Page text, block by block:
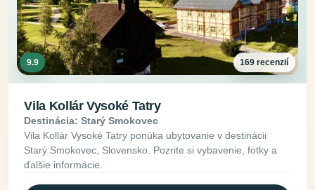
9.9 169 recenzií
Vila Kollár Vysoké Tatry
Destinácia: Starý Smokovec
Vila Kollár Vysoké Tatry ponúka ubytovanie v destinácii
Starý Smokovec, Slovensko. Pozrite si vybavenie, fotky a
ďalšie informácie.